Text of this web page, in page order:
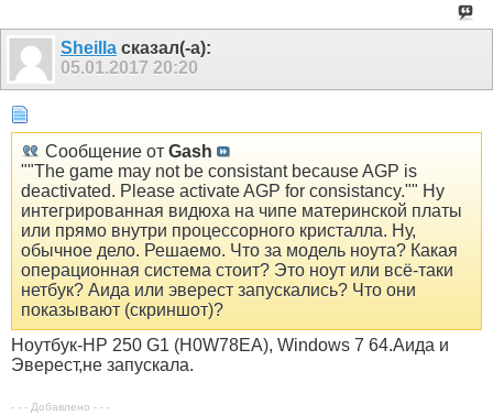
Sheilla сказал(-а):
05.01.2017 20:20
Сообщение от Gash
""The game may not be consistant because AGP is
deactivated. Please activate AGP for consistancy."" Ну
интегрированная видюха на чипе материнской платы
или прямо внутри процессорного кристалла. Ну,
обычное дело. Решаемо. Что за модель ноута? Какая
операционная система стоит? Это ноут или всё-таки
нетбук? Аида или эверест запускались? Что они
показывают (скриншот)?
Ноутбук-HP 250 G1 (H0W78EA), Windows 7 64.Аида и
Эверест,не запускала.
- - - Добавлено - - -